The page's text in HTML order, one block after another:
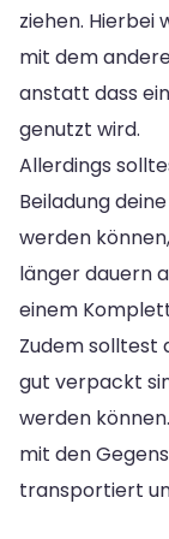
ziehen. Hierbei
mit dem
anstatt dass
genutzt wird.
Allerdings
Beiladung
werden
länger dauern
einem
Zudem solltest
gut verpackt
werden
mit den
transportiert